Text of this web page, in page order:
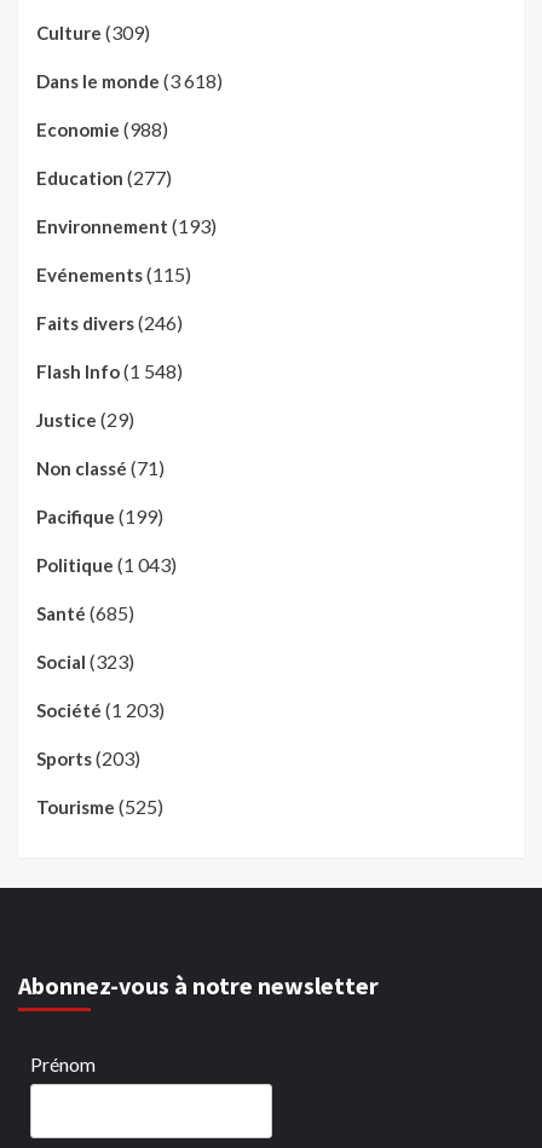
Culture (309)
Dans le monde (3 618)
Economie (988)
Education (277)
Environnement (193)
Evénements(115)
Faits divers(246)
Flash Info(1 548)
Justice (29)
Non classé (71)
Pacifique (199)
Politique (1 043)
Santé (685)
Social (323)
Société (1 203)
Sports(203)
Tourisme (525)
Abonnez-vous à notre newsletter
Prénom